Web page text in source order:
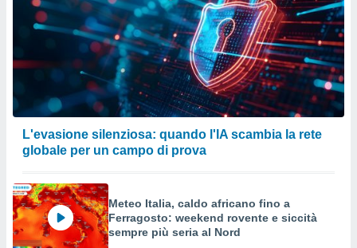
L'evasione silenziosa: quando l'IA scambia la rete
globale per un campo di prova
Meteo Italia, caldo africano fino a
Ferragosto: weekend rovente e siccità
sempre più seria al Nord